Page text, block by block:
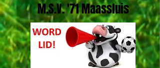
M.S.V. '71 Maassluis